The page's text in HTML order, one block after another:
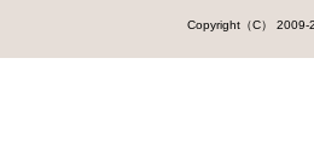
Copyright（C）